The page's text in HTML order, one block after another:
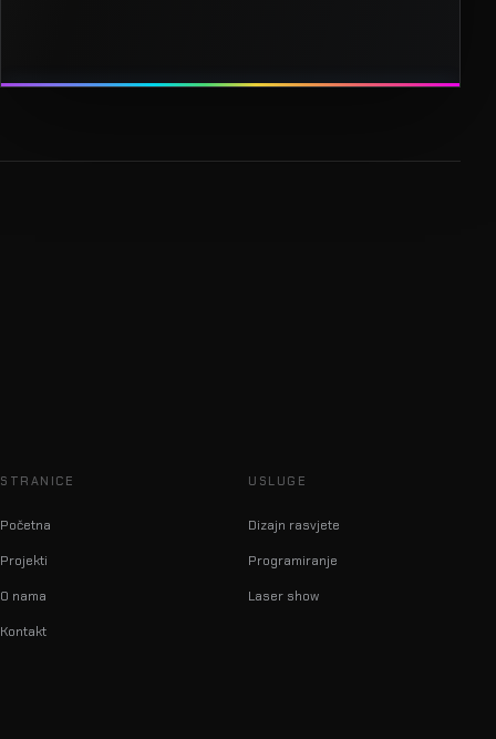
STRANICE
Početna
Projekti
O nama
Kontakt
USLUGE
Dizajn rasvjete
Programiranje
Laser show